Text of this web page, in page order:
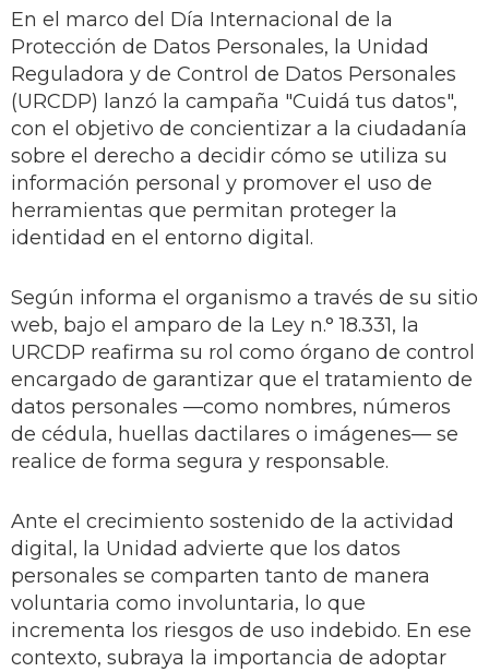
En el marco del Día Internacional de la
Protección de Datos Personales, la Unidad
Reguladora y de Control de Datos Personales
(URCDP) lanzó la campaña "Cuidá tus datos",
con el objetivo de concientizar a la ciudadanía
sobre el derecho a decidir cómo se utiliza su
información personal y promover el uso de
herramientas que permitan proteger la
identidad en el entorno digital.
Según informa el organismo a través de su sitio
web, bajo el amparo de la Ley n.° 18.331, la
URCDP reafirma su rol como órgano de control
encargado de garantizar que el tratamiento de
datos personales —como nombres, números
de cédula, huellas dactilares o imágenes— se
realice de forma segura y responsable.
Ante el crecimiento sostenido de la actividad
digital, la Unidad advierte que los datos
personales se comparten tanto de manera
voluntaria como involuntaria, lo que
incrementa los riesgos de uso indebido. En ese
contexto, subraya la importancia de adoptar